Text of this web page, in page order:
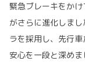
緊急ブレーキをか
がさらに進化しま
ラを採用し、先行車
安心を一段と深めま